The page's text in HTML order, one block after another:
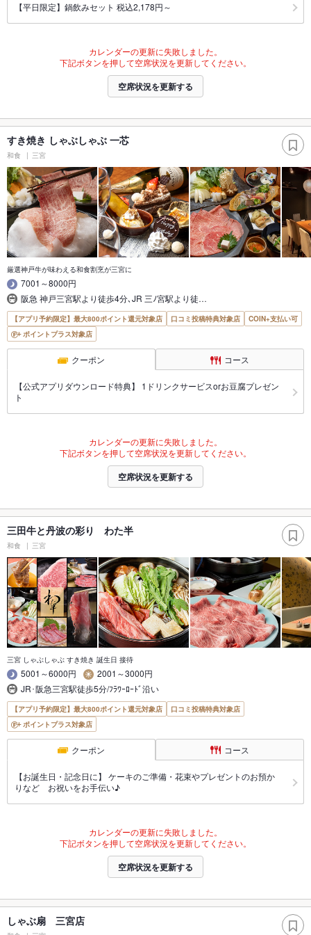
【平日限定】鍋飲みセット 税込2,178円～
カレンダーの更新に失敗しました。
下記ボタンを押して空席状況を更新してください。
空席状況を更新する
すき焼き しゃぶしゃぶ 一芯
和食 三宮
厳選神戸牛が味わえる和食割烹が三宮に
7001～8000円
阪急 神戸三宮駅より徒歩4分､JR 三ﾉ宮駅より徒…
【アプリ予約限定】最大800ポイント還元対象店 口コミ投稿特典対象店
COIN+支払い可
ポイントプラス対象店
クーポン コース
【公式アプリダウンロード特典】 1ドリンクサービスorお豆腐プレゼン
ト
カレンダーの更新に失敗しました。
下記ボタンを押して空席状況を更新してください。
空席状況を更新する
三田牛と丹波の彩り わた半
和食 三宮
三宮 しゃぶしゃぶ すき焼き 誕生日 接待
5001～6000円
2001～3000円
JR･阪急三宮駅徒歩5分/ﾌﾗﾜｰﾛｰﾄﾞ沿い
【アプリ予約限定】最大800ポイント還元対象店
口コミ投稿特典対象店
ポイントプラス対象店
クーポン コース
【お誕生日・記念日に】 ケーキのご準備・花束やプレゼントのお預か
りなど お祝いをお手伝い♪
カレンダーの更新に失敗しました。
下記ボタンを押して空席状況を更新してください。
空席状況を更新する
しゃぶ扇 三宮店